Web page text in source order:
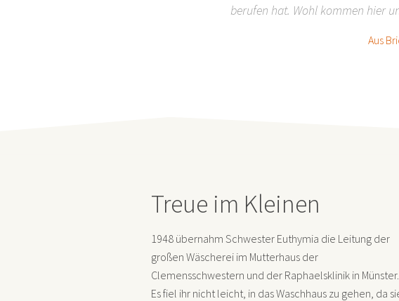
berufen hat. Wohl kommen hier
Aus
Treue im Kleinen
1948 übernahm Schwester Euthymia die Leitung der
großen Wäscherei im Mutterhaus der
Clemensschwestern und der Raphaelsklinik in Münster.
Es fiel ihr nicht leicht, in das Waschhaus zu gehen, da